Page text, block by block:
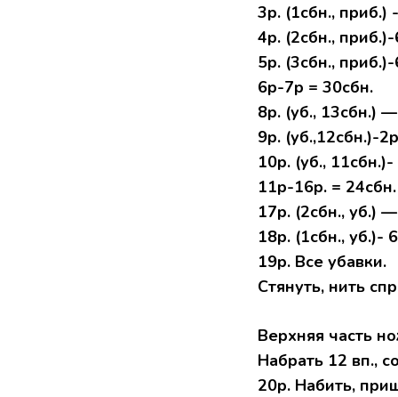
3р. (1сбн., приб.)
4р. (2сбн.,
5р. (3сбн.,
6р-7р = 30сбн.
8р. (уб., 13сбн.)
9р. (уб.,12сбн.)-
10р. (уб.,
11р-16р. = 24сбн.
17р. (2сбн., уб.)
18р. (1сбн., уб.)-
19р. Все убавки.
Стянуть, нить
Верхняя часть
Набрать 12 вп.,
20р. Набить,